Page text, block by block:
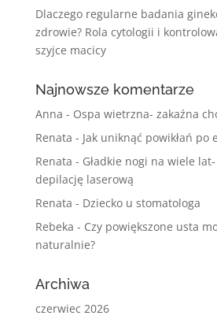
Dlaczego regularne badania
zdrowie? Rola cytologii i
szyjce macicy
Najnowsze komentarze
Anna - Ospa wietrzna- zakaźna
Renata - Jak uniknąć powikłań po
Renata - Gładkie nogi na wiele
depilację laserową
Renata - Dziecko u stomatologa
Rebeka - Czy powiększone usta
naturalnie?
Archiwa
czerwiec 2026